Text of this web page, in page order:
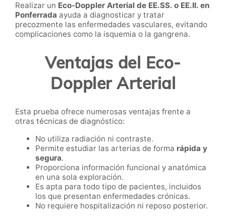
Realizar un Eco-Doppler Arterial de EE.SS. o EE.II. en
Ponferrada ayuda a diagnosticar y tratar
precozmente las enfermedades vasculares, evitando
complicaciones como la isquemia o la gangrena.
Ventajas del Eco-
Doppler Arterial
Esta prueba ofrece numerosas ventajas frente a
otras técnicas de diagnóstico:
No utiliza radiación ni contraste.
Permite estudiar las arterias de forma rápida y
segura.
Proporciona información funcional y anatómica
en una sola exploración.
Es apta para todo tipo de pacientes, incluidos
los que presentan enfermedades crónicas.
No requiere hospitalización ni reposo posterior.